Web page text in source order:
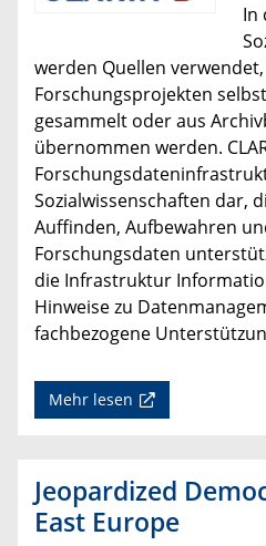
In
werden Quellen
Forschungsprojekten
gesammelt oder aus
übernommen werden.
Sozialwissenschaften dar,
Auffinden, Aufbewahren
Forschungsdaten
die Infrastruktur
Hinweise zu
fachbezogene
Mehr lesen
Jeopardized
East Europe